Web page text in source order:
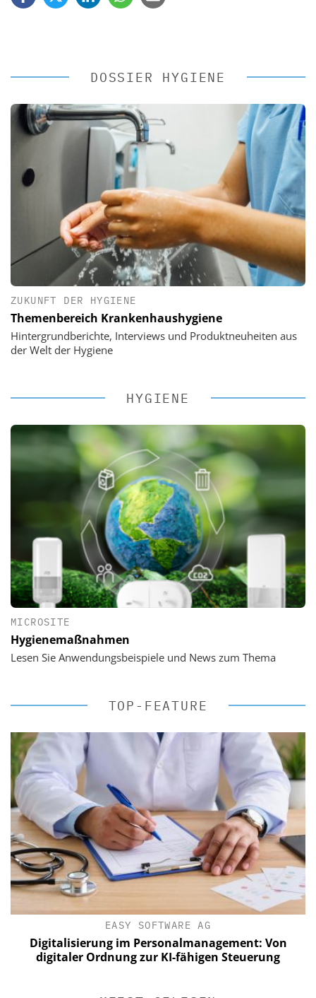
DOSSIER HYGIENE
ZUKUNFT DER HYGIENE
Themenbereich Krankenhaushygiene
Hintergrundberichte, Interviews und Produktneuheiten aus
der Welt der Hygiene
HYGIENE
MICROSITE
Hygienemaßnahmen
Lesen Sie Anwendungsbeispiele und News zum Thema
TOP-FEATURE
EASY SOFTWARE AG
Digitalisierung im Personalmanagement: Von
digitaler Ordnung zur KI-fähigen Steuerung